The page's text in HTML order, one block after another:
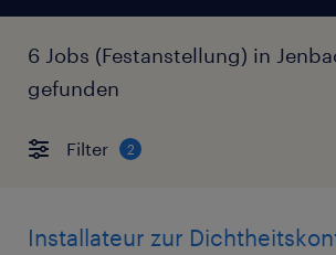
6 Jobs (Festanstellung) in
gefunden
Filter 2
Installateur zur